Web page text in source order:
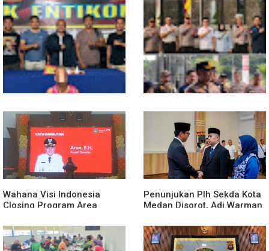
Truk Kontainer Oleng Tabrak
Vario, Warga Kapuas
Meninggal di Dusun Mak
Tampong
Polsek Entikong Gagalkan
Peredaran Sabu 151,76
Gram di Perbatasan
Kunker Perdana ke
Entikong, Kapolres Sanggau:
Keamanan Perbatasan
Tanggung Jawab Bersama
Wahana Visi Indonesia
Closing Program Area
Penunjukan Plh Sekda Kota
Medan Disorot, Adi Warman
Komitmen terhadap Sistem
Merit